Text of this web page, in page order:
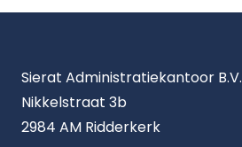
Sierat Administratiekantoor B.V.
Nikkelstraat 3b
2984 AM Ridderkerk